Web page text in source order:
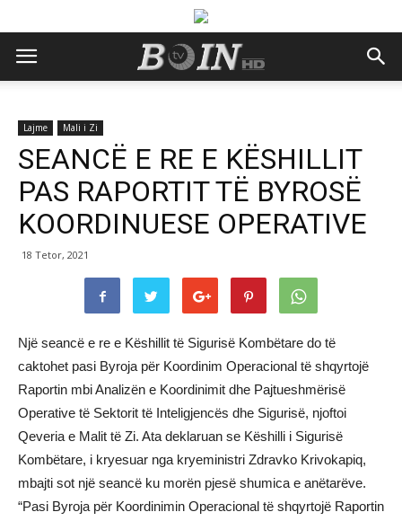
Lajme Mali i Zi
SEANCË E RE E KËSHILLIT
PAS RAPORTIT TË BYROSË
KOORDINUESE OPERATIVE
18 Tetor, 2021
Një seancë e re e Këshillit të Sigurisë Kombëtare do të
caktohet pasi Byroja për Koordinim Operacional të shqyrtojë
Raportin mbi Analizën e Koordinimit dhe Pajtueshmërisë
Operative të Sektorit të Inteligjencës dhe Sigurisë, njoftoi
Qeveria e Malit të Zi. Ata deklaruan se Këshilli i Sigurisë
Kombëtare, i kryesuar nga kryeministri Zdravko Krivokapiq,
mbajti sot një seancë ku morën pjesë shumica e anëtarëve.
“Pasi Byroja për Koordinimin Operacional të shqyrtojë Raportin